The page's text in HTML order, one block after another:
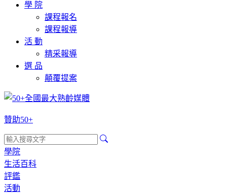
學 院
課程報名
課程報導
活 動
精采報導
選 品
顛覆提案
贊助50+
學院
生活百科
評鑑
活動